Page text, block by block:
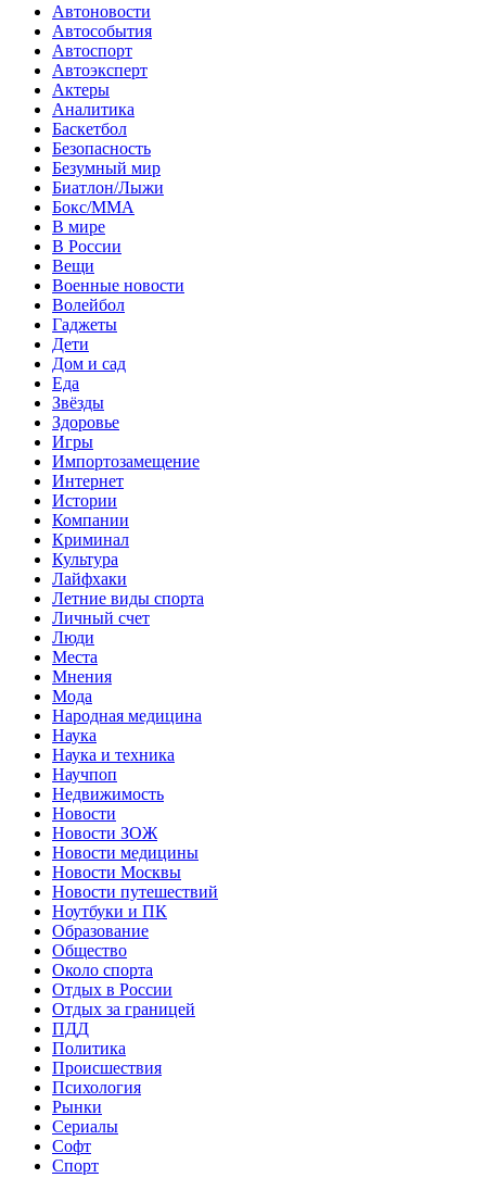
Автоновости
Автособытия
Автоспорт
Автоэксперт
Актеры
Аналитика
Баскетбол
Безопасность
Безумный мир
Биатлон/Лыжи
Бокс/MMA
В мире
В России
Вещи
Военные новости
Волейбол
Гаджеты
Дети
Дом и сад
Еда
Звёзды
Здоровье
Игры
Импортозамещение
Интернет
Истории
Компании
Криминал
Культура
Лайфхаки
Летние виды спорта
Личный счет
Люди
Места
Мнения
Мода
Народная медицина
Наука
Наука и техника
Научпоп
Недвижимость
Новости
Новости ЗОЖ
Новости медицины
Новости Москвы
Новости путешествий
Ноутбуки и ПК
Образование
Общество
Около спорта
Отдых в России
Отдых за границей
ПДД
Политика
Происшествия
Психология
Рынки
Сериалы
Софт
Спорт